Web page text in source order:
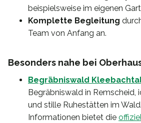
beispielsweise im eigenen
Komplette Begleitung
Team von Anfang an.
Besonders nahe bei
Begräbniswald
Begräbniswald in Remscheid,
und stille Ruhestätten im
Informationen bietet die